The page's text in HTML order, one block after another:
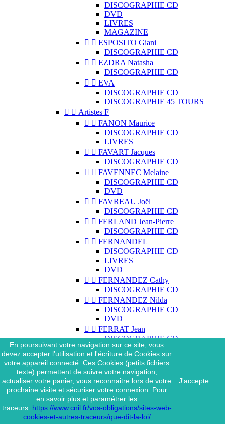
DISCOGRAPHIE CD
DVD
LIVRES
MAGAZINE
  ESPOSITO Giani
DISCOGRAPHIE CD
  EZDRA Natasha
DISCOGRAPHIE CD
  EVA
DISCOGRAPHIE CD
DISCOGRAPHIE 45 TOURS
  Artistes F
  FANON Maurice
DISCOGRAPHIE CD
LIVRES
  FAVART Jacques
DISCOGRAPHIE CD
  FAVENNEC Melaine
DISCOGRAPHIE CD
DVD
  FAVREAU Joël
DISCOGRAPHIE CD
  FERLAND Jean-Pierre
DISCOGRAPHIE CD
  FERNANDEL
DISCOGRAPHIE CD
LIVRES
DVD
  FERNANDEZ Cathy
DISCOGRAPHIE CD
  FERNANDEZ Nilda
DISCOGRAPHIE CD
DVD
  FERRAT Jean
DISCOGRAPHIE CD
DISCOGRAPHIE 45 TOURS
DISCOGRAPHIE 33 TOURS
DVD
MAGAZINE
  FERRAT Jean & SES
INTERPRÈTES
DISCOGRAPHIE CD
  FERRÉ Léo
En poursuivant votre navigation sur ce site, vous
devez accepter l’utilisation et l'écriture de Cookies sur
votre appareil connecté. Ces Cookies (petits fichiers
texte) permettent de suivre votre navigation,
actualiser votre panier, vous reconnaitre lors de votre
prochaine visite et sécuriser votre connexion. Pour
en savoir plus et paramétrer les
traceurs: https://www.cnil.fr/vos-obligations/sites-web-
cookies-et-autres-traceurs/que-dit-la-loi/
J'accepte